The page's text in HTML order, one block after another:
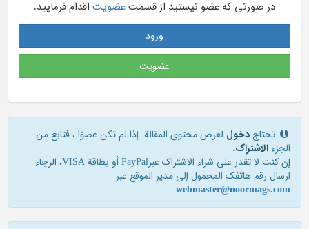
در صورتی که عضو نیستید از قسمت عضویت اقدام فرمایید.
ورود
عضویت
تحتاج دخول لعرض محتوى المقالة. إذا لم تكن عضوًا ، فتابع من
الجزء الاشتراک.
إن كنت لا تقدر علی شراء الاشتراك عبرPayPal أو بطاقة VISA، الرجاء
ارسال رقم هاتفك المحمول إلی مدير الموقع عبر
webmaster@noormags.com
.